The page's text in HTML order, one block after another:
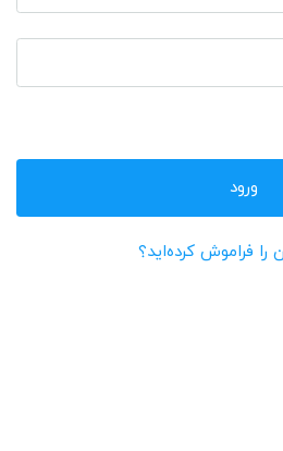
را فراموش کرده‌اید؟